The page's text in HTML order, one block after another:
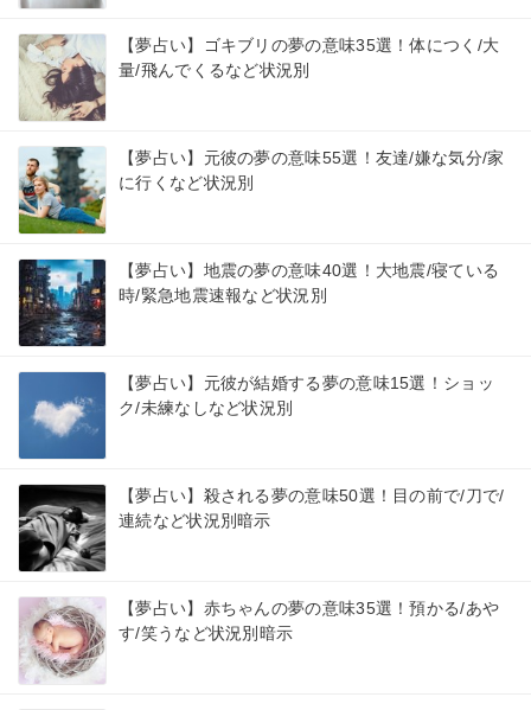
【夢占い】ゴキブリの夢の意味35選！体につく/大
量/飛んでくるなど状況別
【夢占い】元彼の夢の意味55選！友達/嫌な気分/家
に行くなど状況別
【夢占い】地震の夢の意味40選！大地震/寝ている
時/緊急地震速報など状況別
【夢占い】元彼が結婚する夢の意味15選！ショッ
ク/未練なしなど状況別
【夢占い】殺される夢の意味50選！目の前で/刀で/
連続など状況別暗示
【夢占い】赤ちゃんの夢の意味35選！預かる/あや
す/笑うなど状況別暗示